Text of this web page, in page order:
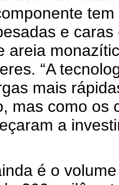
e
areia
“A
mais
mas como os
a
é o